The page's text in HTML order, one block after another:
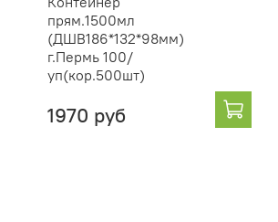
прям.1500мл
(ДШВ186*132*98мм)
г.Пермь 100/
уп(кор.500шт)
1970 руб